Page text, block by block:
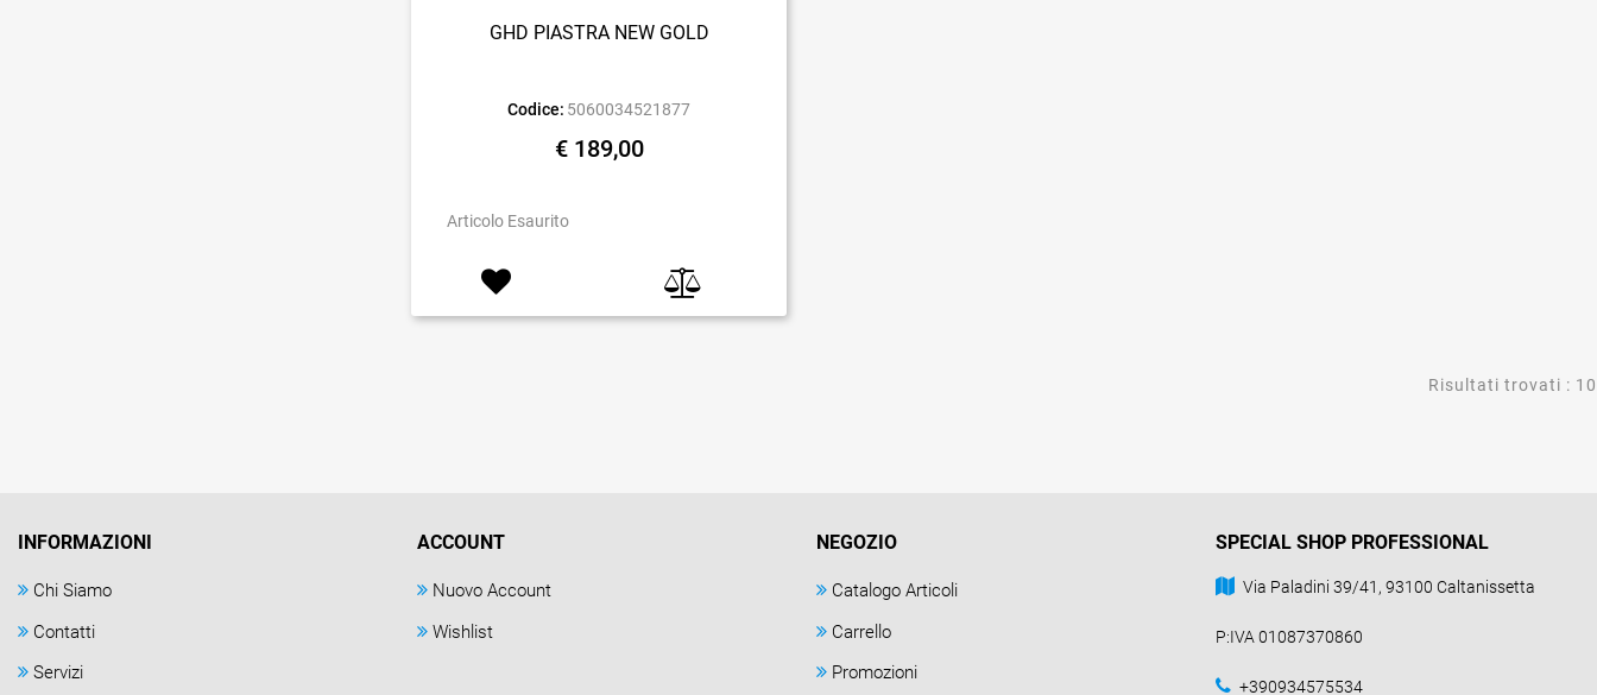
GHD PIASTRA NEW GOLD
Codice: 5060034521877
€ 189,00
Articolo Esaurito
Risultati trovati : 10
INFORMAZIONI
Chi Siamo
Contatti
Servizi
ACCOUNT
Nuovo Account
Wishlist
NEGOZIO
Catalogo Articoli
Carrello
Promozioni
SPECIAL SHOP PROFESSIONAL
Via Paladini 39/41, 93100 Caltanissetta
P:IVA 01087370860
+390934575534